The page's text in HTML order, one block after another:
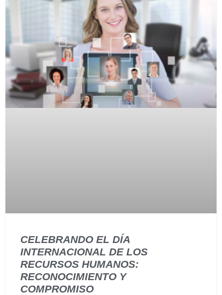
CELEBRANDO EL DÍA
INTERNACIONAL DE LOS
RECURSOS HUMANOS:
RECONOCIMIENTO Y
COMPROMISO